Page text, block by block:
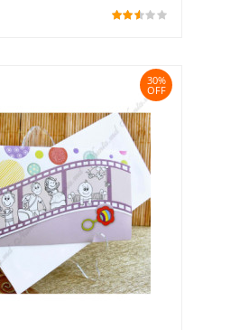
30%
OFF